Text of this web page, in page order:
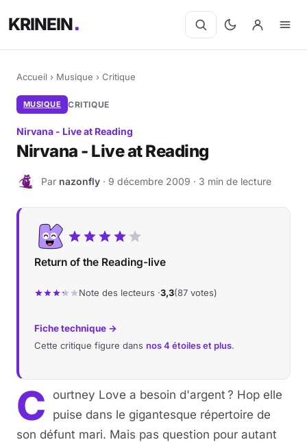
KRINEIN
Accueil › Musique › Critique
MUSIQUE CRITIQUE
Nirvana - Live at Reading
Nirvana - Live at Reading
N Par nazonfly · 9 décembre 2009 · 3 min de lecture
Return of the Reading-live
Note des lecteurs ·3,3(87 votes)
Fiche technique →
Cette critique figure dans nos 4 étoiles et plus.
C
ourtney Love a besoin d'argent ? Hop elle
puise dans le gigantesque répertoire de
son défunt mari. Mais pas question pour autant